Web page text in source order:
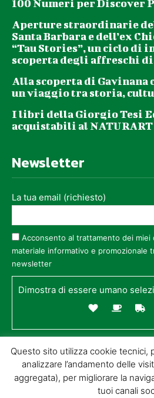
100 Numeri per Discover
Aperture straordinarie
Santa Barbara e dell’ex
“Tau Stories”, un ciclo di
scoperta degli affreschi
Alla scoperta di Gavinana
un viaggio tra storia,
I libri della Giorgio Tesi
acquistabili al
Newsletter
La tua email (richiesto)
Acconsento al trattamento dei miei
materiale informativo e promozionale
newsletter
Dimostra di essere umano
Questo sito utilizza cookie tecnici,
analizzare l’andamento delle
aggregata), per migliorare la
tuoi canali